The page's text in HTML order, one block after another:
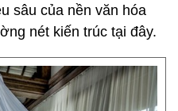
sâu của nền văn hóa
nét kiến trúc tại đây.